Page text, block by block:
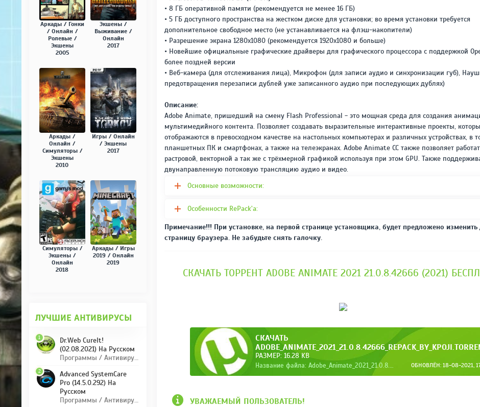
• 8 ГБ оперативной памяти (рекомендуется не менее 16 ГБ)
• 5 ГБ доступного пространства на жестком диске для установки; во время установки требуется
дополнительное свободное место (не устанавливается на флэш-накопители)
• Разрешение экрана 1280x1080 (рекомендуется 1920x1080 и больше)
• Новейшие официальные графические драйверы для графического процессора с поддержкой
более поздней версии
• Веб-камера (для отслеживания лица), Микрофон (для записи аудио и синхронизации губ),
предотвращения перезаписи дублей уже записанного аудио при последующих дублях)
Описание:
Adobe Animate, пришедший на смену Flash Professional - это мощная среда для создания
мультимедийного контента. Позволяет создавать выразительные интерактивные проекты,
отображаются в превосходном качестве на настольных компьютерах и различных устройствах, в
планшетных ПК и смартфонах, а также на телеэкранах. Adobe Animate CC также позволяет
растровой, векторной а так же с трёхмерной графикой используя при этом GPU. Также
двунаправленную потоковую трансляцию аудио и видео.
Основные возможности:
Особенности RePack'a:
Примечание!!! При установке, на первой странице установщика, будет предложено
страницу браузера. Не забудьте снять галочку.
СКАЧАТЬ ТОРРЕНТ ADOBE ANIMATE 2021 21.0.8.42666 (2021)
СКАЧАТЬ
РАЗМЕР: 16.28 KB
ОБНОВЛЁН: 18-08-2021,
Название файла: Adobe_Animate_2021_21.0.8.42666_RePack_by_KpoJI.torrent
УВАЖАЕМЫЙ ПОЛЬЗОВАТЕЛЬ!
Аркады / Гонки
/ Онлайн /
Ролевые /
Экшены
2005
Экшены /
Выживание /
Онлайн
2017
Аркады /
Онлайн /
Симуляторы /
Экшены
2010
Игры / Онлайн
/ Экшены
2017
Симуляторы /
Экшены /
Онлайн
2018
Аркады / Игры
2019 / Онлайн
2019
ЛУЧШИЕ АНТИВИРУСЫ
Dr.Web CureIt!
(02.08.2021) На Русском
Программы / Антивирусы
1
Advanced SystemCare
Pro (14.5.0.292) На
Русском
Программы / Антивирусы
2
297 МБ